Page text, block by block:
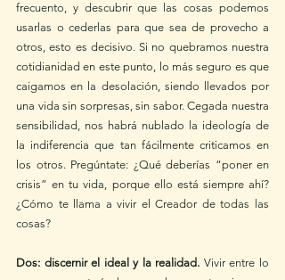
frecuento, y descubrir que las cosas podemos
usarlas o cederlas para que sea de provecho a
otros, esto es decisivo. Si no quebramos nuestra
cotidianidad en este punto, lo más seguro es que
caigamos en la desolación, siendo llevados por
una vida sin sorpresas, sin sabor. Cegada nuestra
sensibilidad, nos habrá nublado la ideología de
la indiferencia que tan fácilmente criticamos en
los otros. Pregúntate: ¿Qué deberías “poner en
crisis” en tu vida, porque ello está siempre ahí?
¿Cómo te llama a vivir el Creador de todas las
cosas?
Dos: discernir el ideal y la realidad. Vivir entre lo